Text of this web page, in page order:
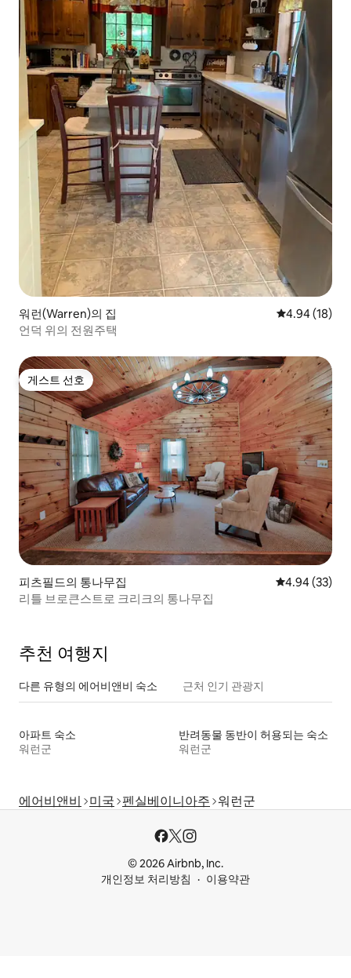
워런(Warren)의 집 평점 4.94점(5
4.94 (18)
언덕 위의 전원주택
게스트 선호
게스트 선호
피츠필드의 통나무집 평점 4.94점(5
4.94 (33)
리틀 브로큰스트로 크리크의 통나무집
추천 여행지
다른 유형의 에어비앤비 숙소 근처 인기 관광지
아파트 숙소
워런군
반려동물 동반이 허용되는 숙소
워런군
에어비앤비 미국 펜실베이니아주 워런군
© 2026 Airbnb, Inc.
개인정보 처리방침
이용약관